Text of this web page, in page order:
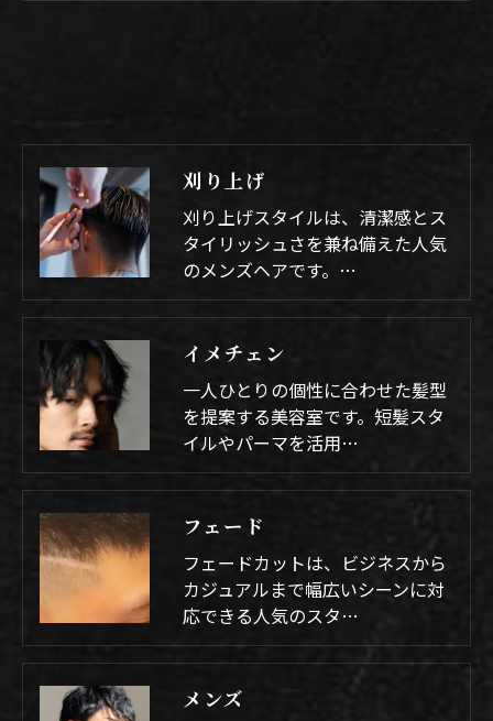
刈り上げ
刈り上げスタイルは、清潔感とス
タイリッシュさを兼ね備えた人気
のメンズヘアです。…
イメチェン
一人ひとりの個性に合わせた髪型
を提案する美容室です。短髪スタ
イルやパーマを活用…
フェード
フェードカットは、ビジネスから
カジュアルまで幅広いシーンに対
応できる人気のスタ…
メンズ